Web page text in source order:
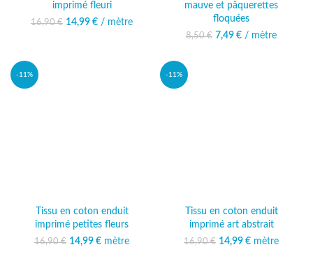
imprimé fleuri
16,90€
Le prix initial était :
14,99 €
Le prix
/ mètre
mauve et pâquerettes
floquées
8,50€
Le prix initial était :
7,49 € Le prix actuel
/ mètre
-11%
Tissu en coton enduit
imprimé petites fleurs
16,90€ Le prix initial était :
14,99 €
Le prix
mètre
-11%
Tissu en coton enduit
imprimé art abstrait
16,90€ Le prix initial était :
14,99 €
Le prix
mètre